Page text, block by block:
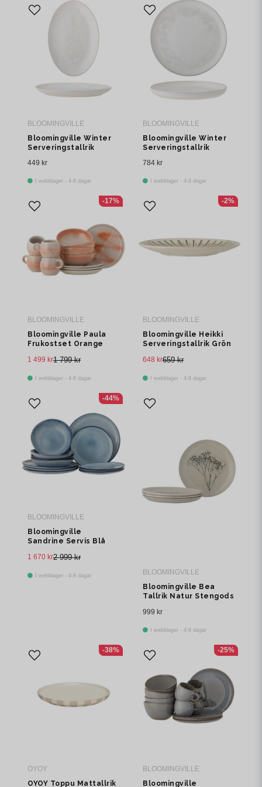
BLOOMINGVILLE
Bloomingville Winter
Serveringstallrik
449 kr
I webblager - 4-8 dagar
BLOOMINGVILLE
Bloomingville Winter
Serveringstallrik
cm
784 kr
I webblager - 4-8 dagar
BLOOMINGVILLE
Bloomingville Paula
Frukostset Orange
1 799 kr
1 499 kr
I webblager - 4-8 dagar
-17%
BLOOMINGVILLE
Bloomingville Heikki
Serveringstallrik Grön
659 kr
648 kr
I webblager - 4-8 dagar
-2%
BLOOMINGVILLE
Bloomingville
Sandrine Servis Blå
2 999 kr
1 670 kr
I webblager - 4-8 dagar
-44%
BLOOMINGVILLE
Bloomingville Bea
Tallrik Natur Stengods
999 kr
I webblager - 4-8 dagar
OYOY
OYOY Toppu Mattallrik
-38%
BLOOMINGVILLE
Bloomingville
-25%